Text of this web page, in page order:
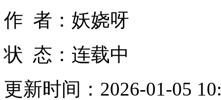
作 者：妖娆呀
状 态：连载中
更新时间：2026-01-05